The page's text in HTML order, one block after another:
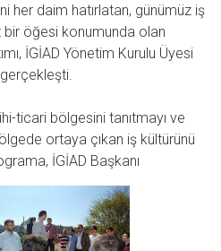
her daim hatırlatan, günümüz iş
bir öğesi konumunda olan
İGİAD Yönetim Kurulu Üyesi
ticari bölgesini tanıtmayı ve
ortaya çıkan iş kültürünü
İGİAD Başkanı